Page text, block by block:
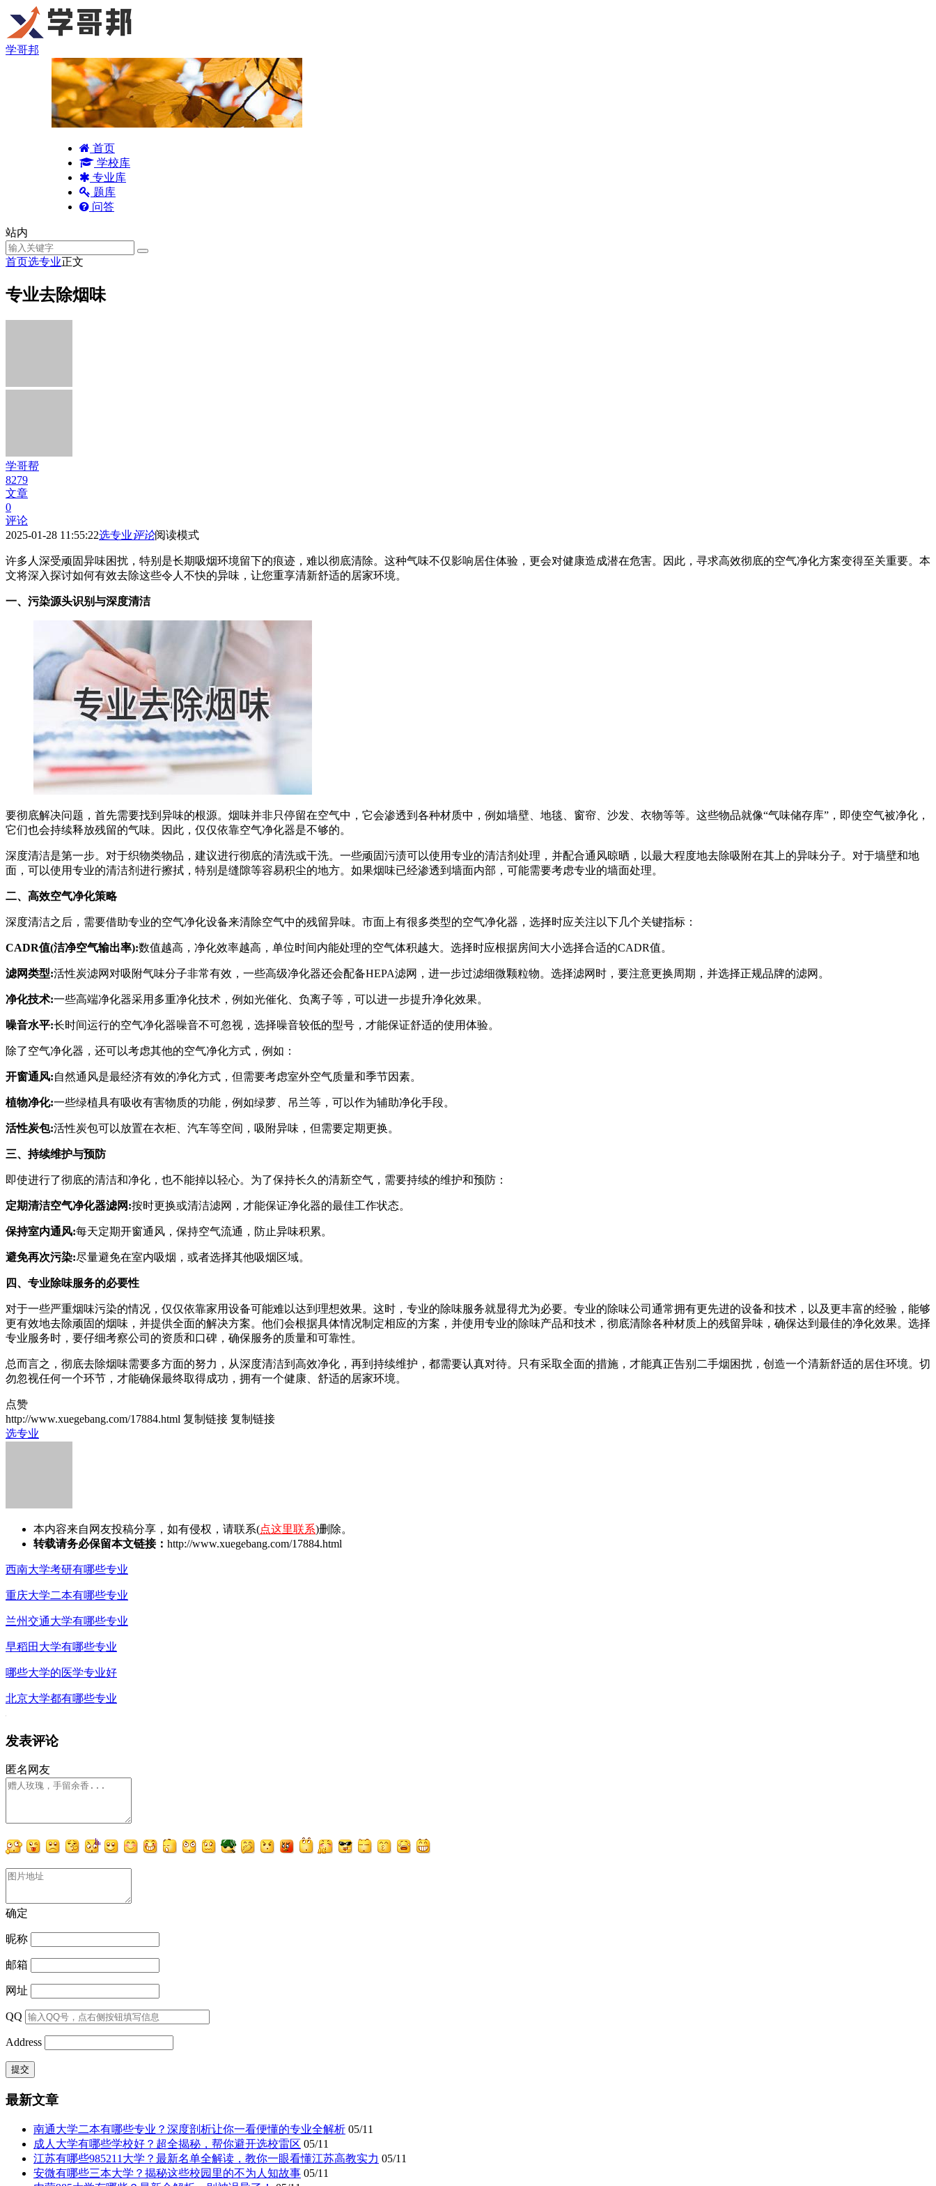
学哥邦
首页
学校库
专业库
题库
问答
站内
首页选专业正文
专业去除烟味
学哥帮
8279
文章
0
评论
2025-01-28 11:55:22选专业评论阅读模式
许多人深受顽固异味困扰，特别是长期吸烟环境留下的痕迹，难以彻底清除。这种气味不仅影响居住体验，更会对健康造成潜在危害。因此，寻求高效彻底的空气净化方案变得至关重要。本
文将深入探讨如何有效去除这些令人不快的异味，让您重享清新舒适的居家环境。
一、污染源头识别与深度清洁
要彻底解决问题，首先需要找到异味的根源。烟味并非只停留在空气中，它会渗透到各种材质中，例如墙壁、地毯、窗帘、沙发、衣物等等。这些物品就像“气味储存库”，即使空气被净化，
它们也会持续释放残留的气味。因此，仅仅依靠空气净化器是不够的。
深度清洁是第一步。对于织物类物品，建议进行彻底的清洗或干洗。一些顽固污渍可以使用专业的清洁剂处理，并配合通风晾晒，以最大程度地去除吸附在其上的异味分子。对于墙壁和地
面，可以使用专业的清洁剂进行擦拭，特别是缝隙等容易积尘的地方。如果烟味已经渗透到墙面内部，可能需要考虑专业的墙面处理。
二、高效空气净化策略
深度清洁之后，需要借助专业的空气净化设备来清除空气中的残留异味。市面上有很多类型的空气净化器，选择时应关注以下几个关键指标：
CADR值(洁净空气输出率):数值越高，净化效率越高，单位时间内能处理的空气体积越大。选择时应根据房间大小选择合适的CADR值。
滤网类型:活性炭滤网对吸附气味分子非常有效，一些高级净化器还会配备HEPA滤网，进一步过滤细微颗粒物。选择滤网时，要注意更换周期，并选择正规品牌的滤网。
净化技术:一些高端净化器采用多重净化技术，例如光催化、负离子等，可以进一步提升净化效果。
噪音水平:长时间运行的空气净化器噪音不可忽视，选择噪音较低的型号，才能保证舒适的使用体验。
除了空气净化器，还可以考虑其他的空气净化方式，例如：
开窗通风:自然通风是最经济有效的净化方式，但需要考虑室外空气质量和季节因素。
植物净化:一些绿植具有吸收有害物质的功能，例如绿萝、吊兰等，可以作为辅助净化手段。
活性炭包:活性炭包可以放置在衣柜、汽车等空间，吸附异味，但需要定期更换。
三、持续维护与预防
即使进行了彻底的清洁和净化，也不能掉以轻心。为了保持长久的清新空气，需要持续的维护和预防：
定期清洁空气净化器滤网:按时更换或清洁滤网，才能保证净化器的最佳工作状态。
保持室内通风:每天定期开窗通风，保持空气流通，防止异味积累。
避免再次污染:尽量避免在室内吸烟，或者选择其他吸烟区域。
四、专业除味服务的必要性
对于一些严重烟味污染的情况，仅仅依靠家用设备可能难以达到理想效果。这时，专业的除味服务就显得尤为必要。专业的除味公司通常拥有更先进的设备和技术，以及更丰富的经验，能够
更有效地去除顽固的烟味，并提供全面的解决方案。他们会根据具体情况制定相应的方案，并使用专业的除味产品和技术，彻底清除各种材质上的残留异味，确保达到最佳的净化效果。选择
专业服务时，要仔细考察公司的资质和口碑，确保服务的质量和可靠性。
总而言之，彻底去除烟味需要多方面的努力，从深度清洁到高效净化，再到持续维护，都需要认真对待。只有采取全面的措施，才能真正告别二手烟困扰，创造一个清新舒适的居住环境。切
勿忽视任何一个环节，才能确保最终取得成功，拥有一个健康、舒适的居家环境。
点赞
http://www.xuegebang.com/17884.html 复制链接 复制链接
选专业
本内容来自网友投稿分享，如有侵权，请联系(点这里联系)删除。
转载请务必保留本文链接： http://www.xuegebang.com/17884.html
西南大学考研有哪些专业
重庆大学二本有哪些专业
兰州交通大学有哪些专业
早稻田大学有哪些专业
哪些大学的医学专业好
北京大学都有哪些专业
发表评论
匿名网友
确定
昵称
邮箱
网址
QQ
Address
最新文章
南通大学二本有哪些专业？深度剖析让你一看便懂的专业全解析 05/11
成人大学有哪些学校好？超全揭秘，帮你避开选校雷区 05/11
江苏有哪些985211大学？最新名单全解读，教你一眼看懂江苏高教实力 05/11
安微有哪些三本大学？揭秘这些校园里的不为人知故事 05/11